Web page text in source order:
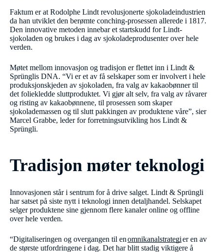
Faktum er at Rodolphe Lindt revolusjonerte sjokoladeindustrien
da han utviklet den berømte conching-prosessen allerede i 1817.
Den innovative metoden innebar et startskudd for Lindt-
sjokoladen og brukes i dag av sjokoladeprodusenter over hele
verden.
Møtet mellom innovasjon og tradisjon er flettet inn i Lindt &
Sprünglis DNA. “Vi er et av få selskaper som er involvert i hele
produksjonskjeden av sjokoladen, fra valg av kakaobønner til
det foliekledde sluttproduktet. Vi gjør alt selv, fra valg av råvarer
og risting av kakaobønnene, til prosessen som skaper
sjokolademassen og til slutt pakkingen av produktene våre”, sier
Marcel Grabbe, leder for forretningsutvikling hos Lindt &
Sprüngli.
Tradisjon møter teknologi
Innovasjonen står i sentrum for å drive salget. Lindt & Sprüngli
har satset på siste nytt i teknologi innen detaljhandel. Selskapet
selger produktene sine gjennom flere kanaler online og offline
over hele verden.
“Digitaliseringen og overgangen til enomnikanalstrategier en av
de største utfordringene i dag. Det har blitt stadig viktigere å